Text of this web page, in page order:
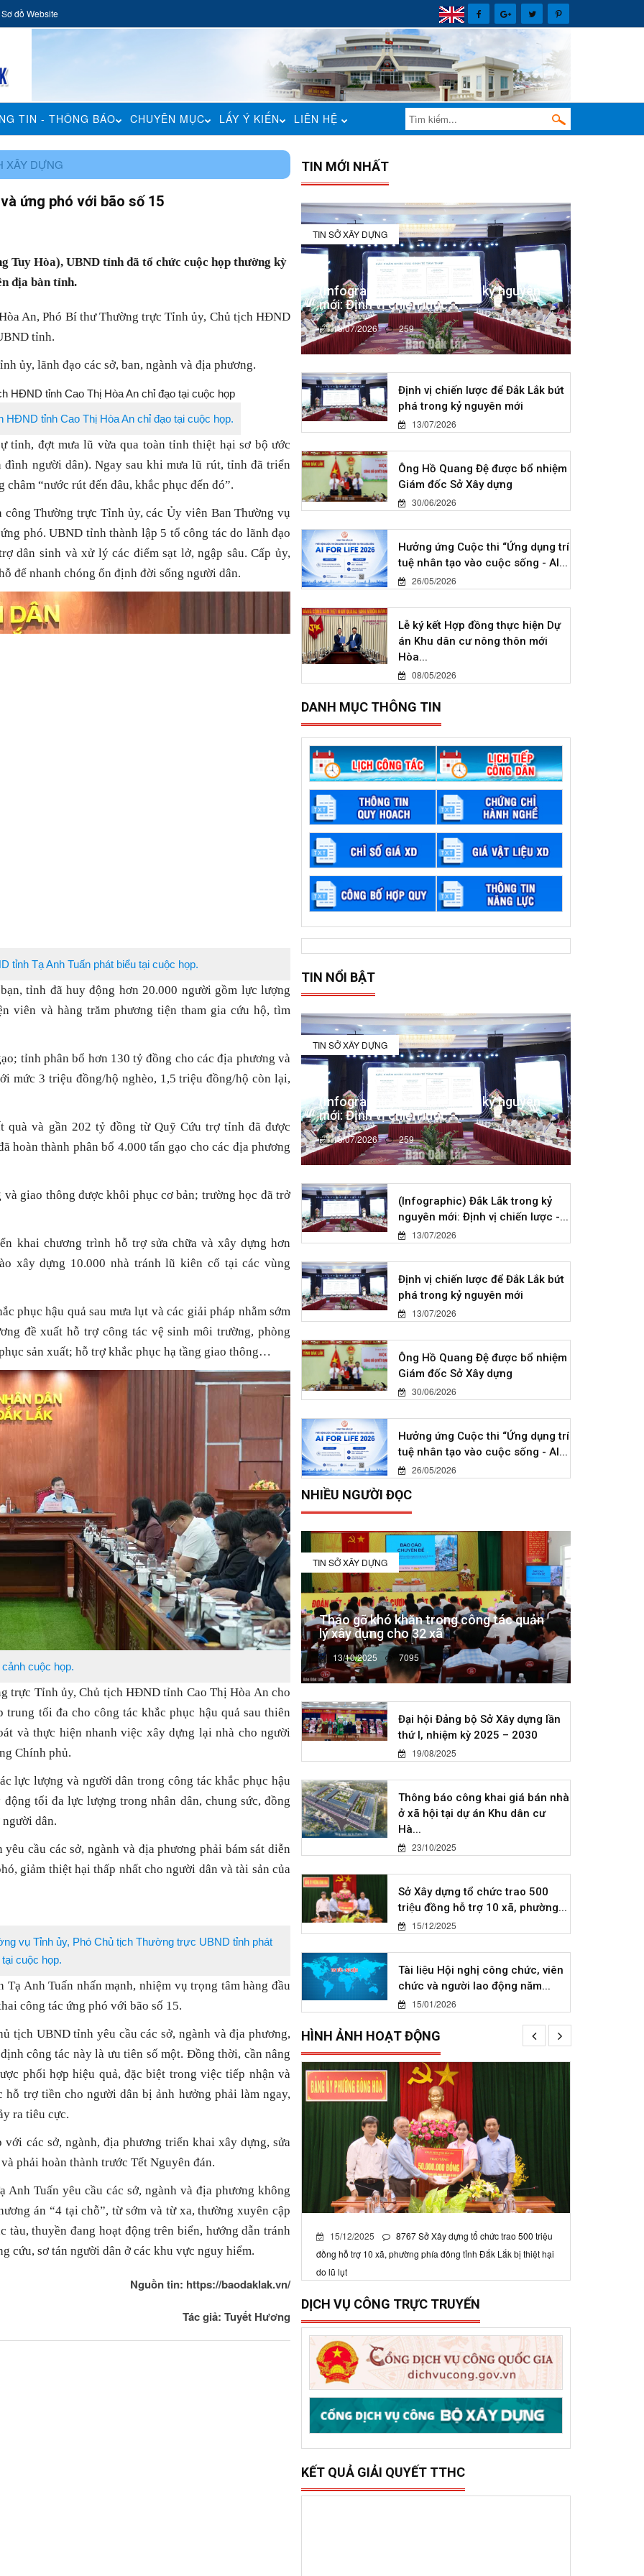
Sơ đồ Website
TIN - THÔNG BÁO CHUYÊN MỤC LẤY Ý KIẾN LIÊN HỆ
XÂY DỰNG
ứng phó với bão số 15
Tuy Hòa), UBND tỉnh đã tổ chức cuộc họp thường kỳ
địa bàn tỉnh.
An, Phó Bí thư Thường trực Tỉnh ủy, Chủ tịch HĐND
tỉnh.
ủy, lãnh đạo các sở, ban, ngành và địa phương.
tỉnh Cao Thị Hòa An chỉ đạo tại cuộc họp.
tỉnh, đợt mưa lũ vừa qua toàn tỉnh thiệt hại sơ bộ ước
người dân). Ngay sau khi mưa lũ rút, tỉnh đã triển
“nước rút đến đâu, khắc phục đến đó”.
Thường trực Tỉnh ủy, các Ủy viên Ban Thường vụ
phó. UBND tỉnh thành lập 5 tổ công tác do lãnh đạo
dân sinh và xử lý các điểm sạt lở, ngập sâu. Cấp ủy,
để nhanh chóng ổn định đời sống người dân.
tỉnh Tạ Anh Tuấn phát biểu tại cuộc họp.
tỉnh đã huy động hơn 20.000 người gồm lực lượng
viên và hàng trăm phương tiện tham gia cứu hộ, tìm
tỉnh phân bổ hơn 130 tỷ đồng cho các địa phương và
mức 3 triệu đồng/hộ nghèo, 1,5 triệu đồng/hộ còn lại,
quà và gần 202 tỷ đồng từ Quỹ Cứu trợ tỉnh đã được
hoàn thành phân bổ 4.000 tấn gạo cho các địa phương
giao thông được khôi phục cơ bản; trường học đã trở
khai chương trình hỗ trợ sửa chữa và xây dựng hơn
xây dựng 10.000 nhà tránh lũ kiên cố tại các vùng
phục hậu quả sau mưa lụt và các giải pháp nhằm sớm
đề xuất hỗ trợ công tác vệ sinh môi trường, phòng
sản xuất; hỗ trợ khắc phục hạ tầng giao thông…
cuộc họp.
trực Tỉnh ủy, Chủ tịch HĐND tỉnh Cao Thị Hòa An cho
tối đa cho công tác khắc phục hậu quả sau thiên
và thực hiện nhanh việc xây dựng lại nhà cho người
Chính phủ.
lực lượng và người dân trong công tác khắc phục hậu
tối đa lực lượng trong nhân dân, chung sức, đồng
dân.
cầu các sở, ngành và địa phương phải bám sát diễn
giảm thiệt hại thấp nhất cho người dân và tài sản của
vụ Tỉnh ủy, Phó Chủ tịch Thường trực UBND tỉnh phát
tại cuộc họp.
Anh Tuấn nhấn mạnh, nhiệm vụ trọng tâm hàng đầu
công tác ứng phó với bão số 15.
tịch UBND tỉnh yêu cầu các sở, ngành và địa phương,
công tác này là ưu tiên số một. Đồng thời, cần nâng
phối hợp hiệu quả, đặc biệt trong việc tiếp nhận và
trợ tiền cho người dân bị ảnh hưởng phải làm ngay,
ra tiêu cực.
các sở, ngành, địa phương triển khai xây dựng, sửa
phải hoàn thành trước Tết Nguyên đán.
Tuấn yêu cầu các sở, ngành và địa phương không
án “4 tại chỗ”, từ sớm và từ xa, thường xuyên cập
thuyền đang hoạt động trên biển, hướng dẫn tránh
cứu, sơ tán người dân ở các khu vực nguy hiểm.
Nguồn tin: https://baodaklak.vn/
Tác giả: Tuyết Hương
TIN MỚI NHẤT
TIN SỞ XÂY DỰNG
(Infographic) Đắk Lắk trong kỷ nguyên
mới: Định vị chiến lược -...
13/07/2026 259
Định vị chiến lược để Đắk Lắk bứt
phá trong kỷ nguyên mới
13/07/2026
Ông Hồ Quang Đệ được bổ nhiệm
Giám đốc Sở Xây dựng
30/06/2026
Hưởng ứng Cuộc thi “Ứng dụng trí
tuệ nhân tạo vào cuộc sống - AI...
26/05/2026
Lễ ký kết Hợp đồng thực hiện Dự
án Khu dân cư nông thôn mới
Hòa...
08/05/2026
DANH MỤC THÔNG TIN
TIN NỔI BẬT
TIN SỞ XÂY DỰNG
(Infographic) Đắk Lắk trong kỷ nguyên
mới: Định vị chiến lược -...
13/07/2026 259
(Infographic) Đắk Lắk trong kỷ
nguyên mới: Định vị chiến lược -...
13/07/2026
Định vị chiến lược để Đắk Lắk bứt
phá trong kỷ nguyên mới
13/07/2026
Ông Hồ Quang Đệ được bổ nhiệm
Giám đốc Sở Xây dựng
30/06/2026
Hưởng ứng Cuộc thi “Ứng dụng trí
tuệ nhân tạo vào cuộc sống - AI...
26/05/2026
NHIỀU NGƯỜI ĐỌC
TIN SỞ XÂY DỰNG
Tháo gỡ khó khăn trong công tác quản
lý xây dựng cho 32 xã
13/10/2025 7095
Đại hội Đảng bộ Sở Xây dựng lần
thứ I, nhiệm kỳ 2025 – 2030
19/08/2025
Thông báo công khai giá bán nhà
ở xã hội tại dự án Khu dân cư
Hà...
23/10/2025
Sở Xây dựng tổ chức trao 500
triệu đồng hỗ trợ 10 xã, phường...
15/12/2025
Tài liệu Hội nghị công chức, viên
chức và người lao động năm...
15/01/2026
HÌNH ẢNH HOẠT ĐỘNG
15/12/2025 8767Sở Xây dựng tổ chức trao 500 triệu
đồng hỗ trợ 10 xã, phường phía đông tỉnh Đắk Lắk bị thiệt hại
do lũ lụt
DỊCH VỤ CÔNG TRỰC TRUYẾN
KẾT QUẢ GIẢI QUYẾT TTHC